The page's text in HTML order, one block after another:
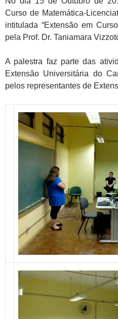
Curso de Matemática-
intitulada “Extensão em
pela Prof. Dr. Taniamara
A palestra faz parte das
Extensão Universitária do
pelos representantes de